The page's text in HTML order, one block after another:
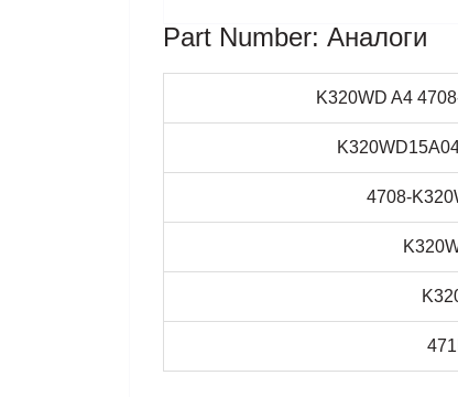
Part Number: Аналоги
K320WD A4
4708-